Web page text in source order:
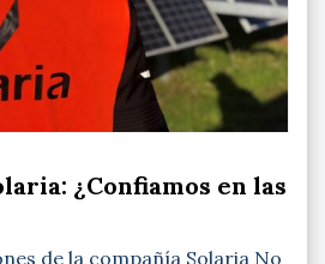
¿Confiamos en las
de la compañía Solaria No